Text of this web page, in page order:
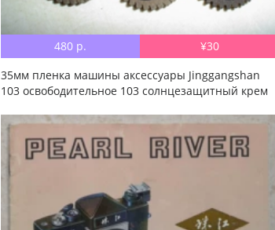
480 р.
¥30
35мм пленка машины аксессуары Jinggangshan
103 освободительное 103 солнцезащитный крем